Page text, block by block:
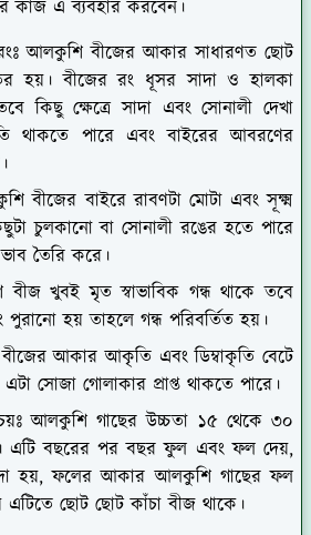
কাজ এ ব্যবহার করবেন।
আলকুশি বীজের আকার সাধারণত ছোট
হয়। বীজের রং ধূসর সাদা ও হালকা
কিছু ক্ষেত্রে সাদা এবং সোনালী দেখা
থাকতে পারে এবং বাইরের আবরণের
বীজের বাইরে রাবণটা মোটা এবং সূক্ষ্ম
চুলকানো বা সোনালী রঙের হতে পারে
তৈরি করে।
খুবই মৃত স্বাভাবিক গন্ধ থাকে তবে
হয় তাহলে গন্ধ পরিবর্তিত হয়।
বীজের আকার আকৃতি এবং ডিম্বাকৃতি বেটে
সোজা গোলাকার প্রাপ্ত থাকতে পারে।
আলকুশি গাছের উচ্চতা ১৫ থেকে ৩০
এটি বছরের পর বছর ফুল এবং ফল দেয়,
হয়, ফলের আকার আলকুশি গাছের ফল
এটিতে ছোট ছোট কাঁচা বীজ থাকে।